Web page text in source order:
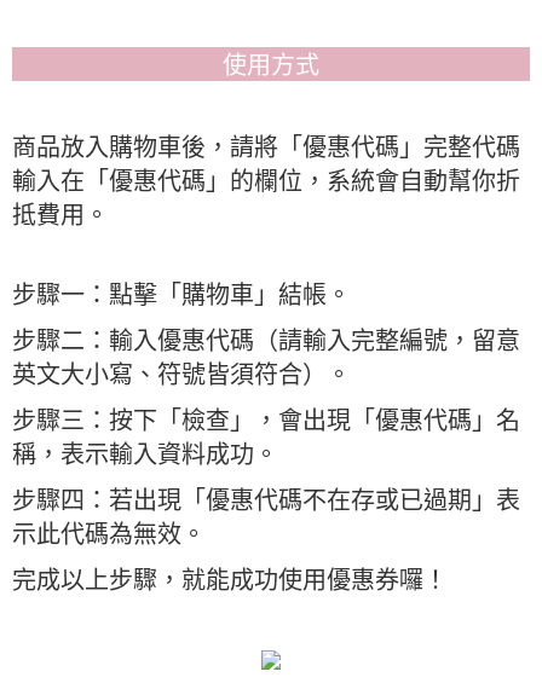
使用方式
商品放入購物車後，請將「優惠代碼」完整代碼
輸入在「優惠代碼」的欄位，系統會自動幫你折
抵費用。
步驟一：點擊「購物車」結帳。
步驟二：輸入優惠代碼（請輸入完整編號，留意
英文大小寫、符號皆須符合）。
步驟三：按下「檢查」，會出現「優惠代碼」名
稱，表示輸入資料成功。
步驟四：若出現「優惠代碼不在存或已過期」表
示此代碼為無效。
完成以上步驟，就能成功使用優惠券囉！